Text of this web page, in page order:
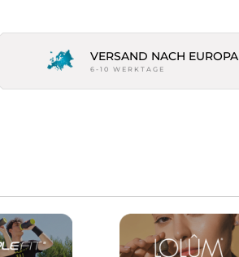
VERSAND NACH EUROPA
6-10 WERKTAGE